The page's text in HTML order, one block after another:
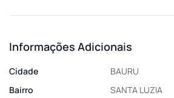
Informações Adicionais
Cidade
BAURU
Bairro
SANTA LUZIA